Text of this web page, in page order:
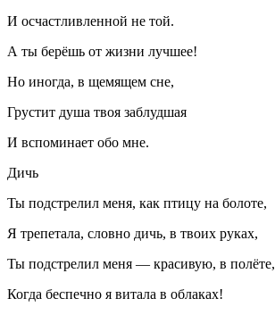
И осчастливленной не той.
А ты берёшь от жизни лучшее!
Но иногда, в щемящем сне,
Грустит душа твоя заблудшая
И вспоминает обо мне.
Дичь
Ты подстрелил меня, как птицу на болоте,
Я трепетала, словно дичь, в твоих руках,
Ты подстрелил меня — красивую, в полёте,
Когда беспечно я витала в облаках!